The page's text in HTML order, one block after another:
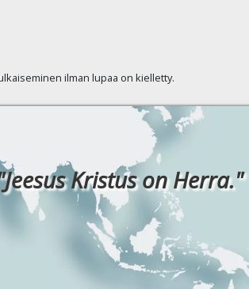
ilman lupaa on kielletty.
Kristus on Herra."